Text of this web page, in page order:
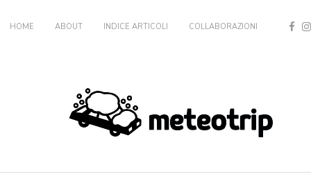
HOME ABOUT INDICE ARTICOLI COLLABORAZIONI